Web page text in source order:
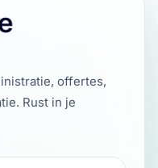
offertes,
Rust in je